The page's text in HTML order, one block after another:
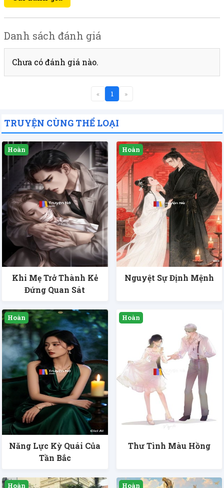
Danh sách đánh giá
Chưa có đánh giá nào.
« 1 »
TRUYỆN CÙNG THỂ LOẠI
Khi Mẹ Trở Thành Kẻ
Đứng Quan Sát
Nguyệt Sự Định Mệnh
Năng Lực Kỳ Quái Của
Tần Bắc
Thư Tình Màu Hồng